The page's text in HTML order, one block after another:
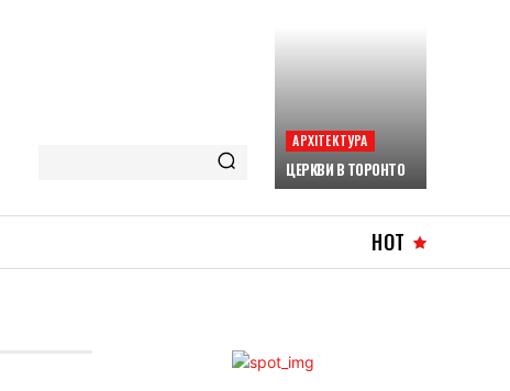
АРХІТЕКТУРА
ЦЕРКВИ В ТОРОНТО
HOT